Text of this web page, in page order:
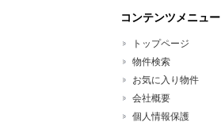
コンテンツメニュー
トップページ
物件検索
お気に入り物件
会社概要
個人情報保護